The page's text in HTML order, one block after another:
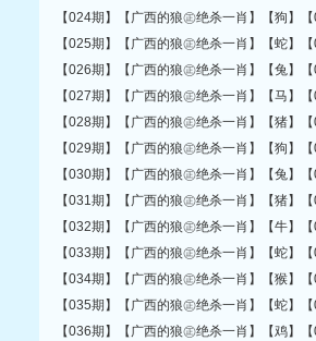
【024期】【广西的狼㊣绝杀一肖】【狗】
【025期】【广西的狼㊣绝杀一肖】【蛇】
【026期】【广西的狼㊣绝杀一肖】【兔】
【027期】【广西的狼㊣绝杀一肖】【马】
【028期】【广西的狼㊣绝杀一肖】【猪】
【029期】【广西的狼㊣绝杀一肖】【狗】
【030期】【广西的狼㊣绝杀一肖】【兔】
【031期】【广西的狼㊣绝杀一肖】【猪】
【032期】【广西的狼㊣绝杀一肖】【牛】
【033期】【广西的狼㊣绝杀一肖】【蛇】
【034期】【广西的狼㊣绝杀一肖】【猴】
【035期】【广西的狼㊣绝杀一肖】【蛇】
【036期】【广西的狼㊣绝杀一肖】【鸡】